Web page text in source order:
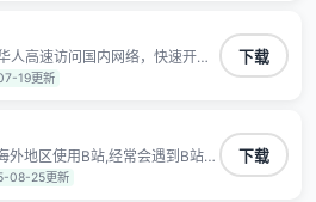
爱奇艺、腾讯视频、B站、芒果
、网易云音乐、酷狗音乐、YY
制，带你穿梭加速回国。目前已
好评95%以上，一对一在线客
验。
人高速访问国内网络，快速开启
内视频、音乐卡顿问题；更能加
延迟稳定不掉线,畅享国内网络！
19更新
下载
外地区使用B站,经常会遇到B站地
,缓冲卡顿等问题,使用我们的哔
加速解决各类网络问题,一键网络
08-25更新
下载